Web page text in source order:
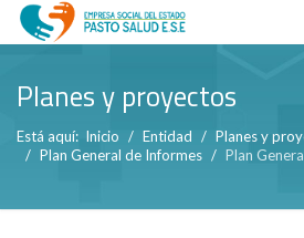
Planes y proyectos
Está aquí: Inicio Entidad
Planes y
Plan General de Informes
Plan